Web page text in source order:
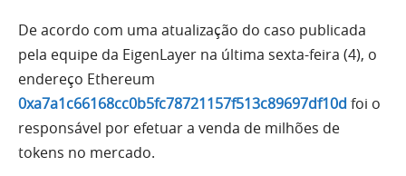
De acordo com uma atualização do caso publicada
pela equipe da EigenLayer na última sexta-feira (4), o
endereço Ethereum
0xa7a1c66168cc0b5fc78721157f513c89697df10d foi o
responsável por efetuar a venda de milhões de
tokens no mercado.